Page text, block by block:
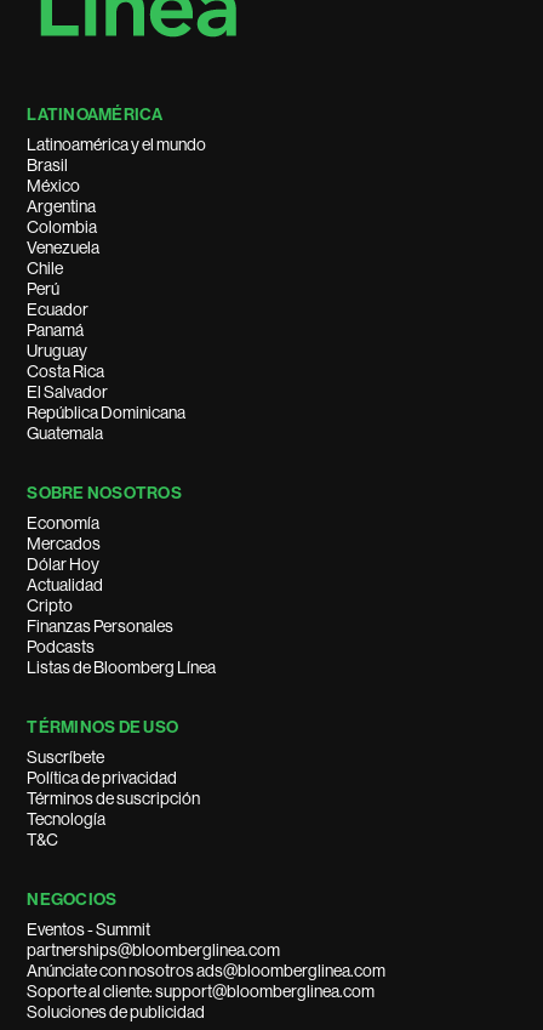
LATINOAMÉRICA
Latinoamérica y el mundo
Brasil
México
Argentina
Colombia
Venezuela
Chile
Perú
Ecuador
Panamá
Uruguay
Costa Rica
El Salvador
República Dominicana
Guatemala
SOBRE NOSOTROS
Economía
Mercados
Dólar Hoy
Actualidad
Cripto
Finanzas Personales
Podcasts
Listas de Bloomberg Línea
TÉRMINOS DE USO
Suscríbete
Política de privacidad
Términos de suscripción
Tecnología
T&C
NEGOCIOS
Eventos - Summit
partnerships@bloomberglinea.com
Anúnciate con nosotros ads@bloomberglinea.com
Soporte al cliente: support@bloomberglinea.com
Soluciones de publicidad